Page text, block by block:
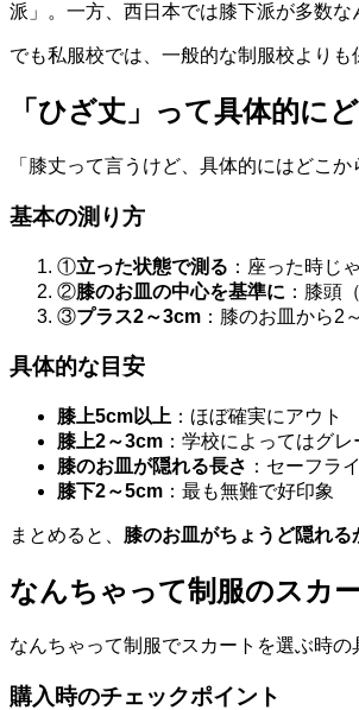
派」。一方、西日本では膝下派が多数な
でも私服校では、一般的な制服校より
「ひざ丈」って具体的に
「膝丈って言うけど、具体的にはどこ
基本の測り方
①立った状態で測る ：座った時じ
②膝のお皿の中心を基準に ：膝頭
③プラス2～3cm ：膝のお皿から2
具体的な目安
膝上5cm以上 ：ほぼ確実にアウト
膝上2～3cm ：学校によってはグ
膝のお皿が隠れる長さ ：セーフラ
膝下2～5cm ：最も無難で好印象
まとめると、 膝のお皿がちょうど隠れ
なんちゃって制服のスカ
なんちゃって制服でスカートを選ぶ時の
購入時のチェックポイント